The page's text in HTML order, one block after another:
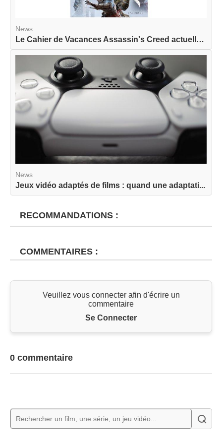
News
Le Cahier de Vacances Assassin's Creed actuellem...
News
Jeux vidéo adaptés de films : quand une adaptati...
RECOMMANDATIONS :
COMMENTAIRES :
Veuillez vous connecter afin d'écrire un
commentaire
Se Connecter
0 commentaire